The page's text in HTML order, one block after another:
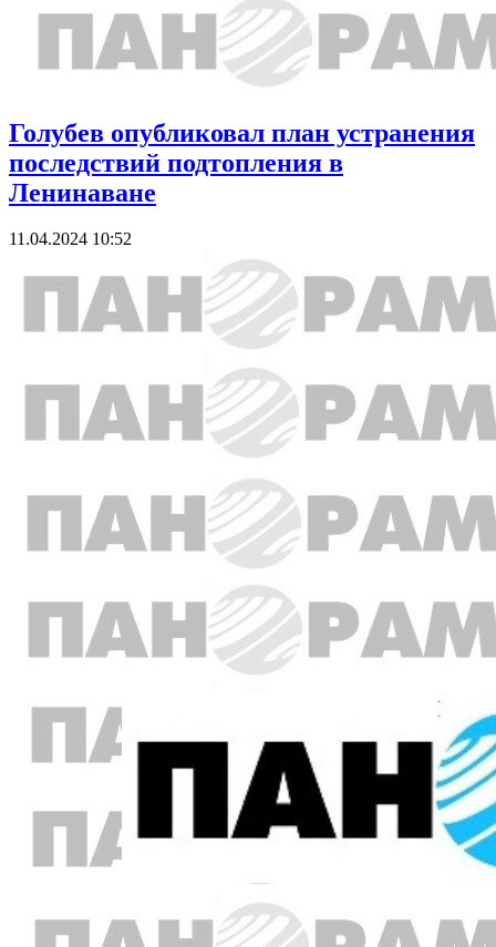
Голубев опубликовал план устранения
последствий подтопления в
Ленинаване
11.04.2024 10:52